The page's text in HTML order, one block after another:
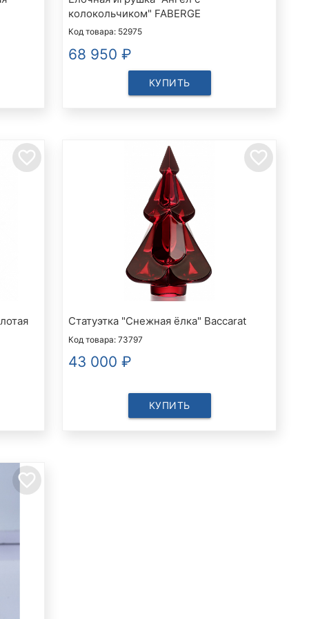
колокольчиком" FABERGE
Код товара: 52975
68 950 ₽
КУПИТЬ
favorite_border favorite_border
Статуэтка "Снежная ёлка" Baccarat
Код товара: 73797
43 000 ₽
КУПИТЬ
favorite_border